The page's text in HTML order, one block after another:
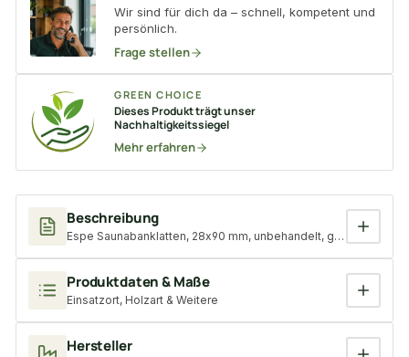
Beschreibung
Espe Saunabanklatten, 28x90 mm, unbehandelt, gehobelt
Produktdaten & Maße
Einsatzort, Holzart & Weitere
Hersteller
Wir sind für dich da – schnell, kompetent und
persönlich.
Frage stellen
GREEN CHOICE
Dieses Produkt trägt unser
Nachhaltigkeitssiegel
Mehr erfahren